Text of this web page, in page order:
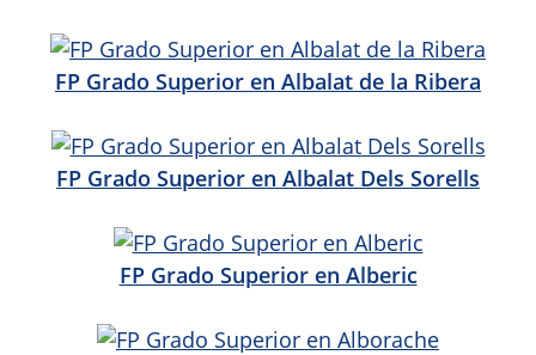
FP Grado Superior en Albalat de la Ribera
FP Grado Superior en Albalat Dels Sorells
FP Grado Superior en Alberic